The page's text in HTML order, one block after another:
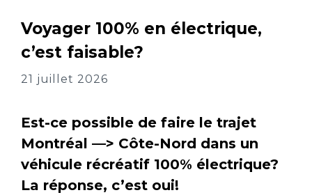
Voyager 100% en électrique,
c’est faisable?
21 juillet 2026
Est-ce possible de faire le trajet
Montréal —> Côte-Nord dans un
véhicule récréatif 100% électrique?
La réponse, c’est oui!